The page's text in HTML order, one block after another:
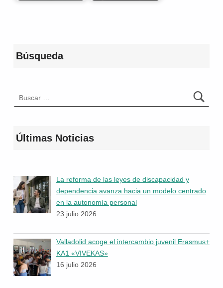
Búsqueda
Últimas Noticias
La reforma de las leyes de discapacidad y
dependencia avanza hacia un modelo centrado
en la autonomía personal
23 julio 2026
Valladolid acoge el intercambio juvenil Erasmus+
KA1 «VIVEKAS»
16 julio 2026